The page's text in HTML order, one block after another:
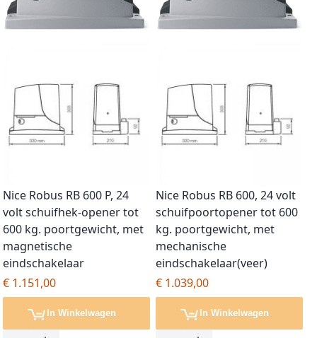
Nice Robus RB 600 P, 24
volt schuifhek-opener tot
600 kg. poortgewicht, met
magnetische
eindschakelaar
€ 1.151,00
In Winkelwagen
Nice Robus RB 600, 24 volt
schuifpoortopener tot 600
kg. poortgewicht, met
mechanische
eindschakelaar(veer)
€ 1.039,00
In Winkelwagen